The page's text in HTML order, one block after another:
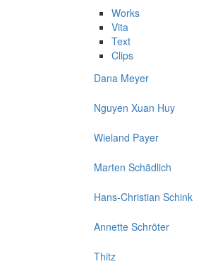
Works
Vita
Text
Clips
Dana Meyer
Nguyen Xuan Huy
Wieland Payer
Marten Schädlich
Hans-Christian Schink
Annette Schröter
Thitz